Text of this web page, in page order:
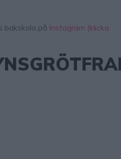
bakskola på Instagram (klicka